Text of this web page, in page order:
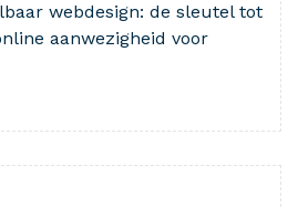
webdesign: de sleutel tot
aanwezigheid voor